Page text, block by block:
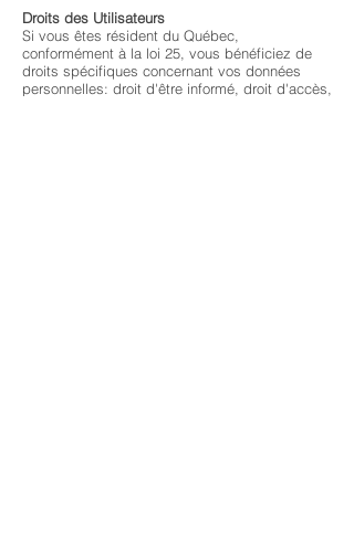
Droits des Utilisateurs
Si vous êtes résident du Québec,
conformément à la loi 25, vous bénéficiez de
droits spécifiques concernant vos données
personnelles: droit d'être informé, droit d'accès,